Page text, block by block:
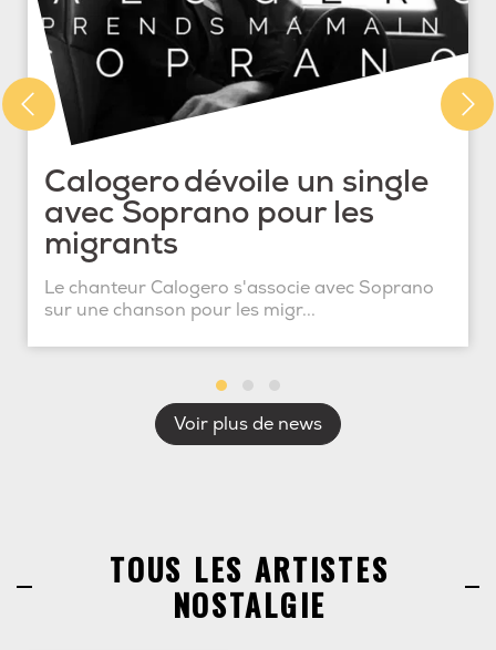
Calogero dévoile un single
avec Soprano pour les
migrants
Le chanteur Calogero s'associe avec Soprano
sur une chanson pour les migr...
Voir plus de news
TOUS LES ARTISTES
NOSTALGIE